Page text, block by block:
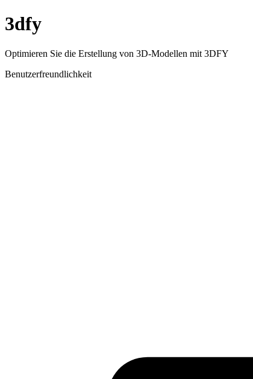
3dfy
Optimieren Sie die Erstellung von 3D-Modellen mit 3DFY
Benutzerfreundlichkeit